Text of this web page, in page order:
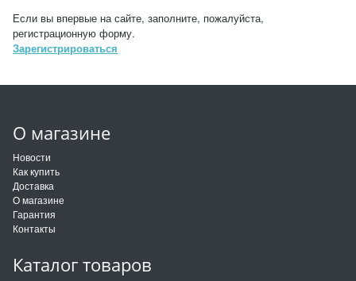
Если вы впервые на сайте, заполните, пожалуйста,
регистрационную форму.
Зарегистрироваться
О магазине
Новости
Как купить
Доставка
О магазине
Гарантия
Контакты
Каталог товаров